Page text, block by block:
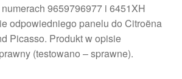
9659796977 i 6451XH
odpowiedniego panelu do Citroëna
Picasso. Produkt w opisie
(testowano – sprawne).